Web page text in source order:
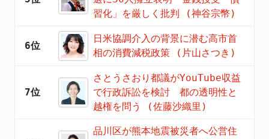
習化」を厳しく批判 (神谷宗幣)
6位
日米協調介入の背景に潜む高市首
相の消費減税政策 (片山さつき)
7位
さとうさおり都議がYouTube収益
で行政訴訟を検討 都の透明性と
越権を問う (佐藤沙織里)
品川区が熊本地震被災者へ公営住